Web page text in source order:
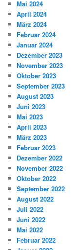
Mai 2024
April 2024
März 2024
Februar 2024
Januar 2024
Dezember 2023
November 2023
Oktober 2023
September 2023
August 2023
Juni 2023
Mai 2023
April 2023
März 2023
Februar 2023
Dezember 2022
November 2022
Oktober 2022
September 2022
August 2022
Juli 2022
Juni 2022
Mai 2022
Februar 2022